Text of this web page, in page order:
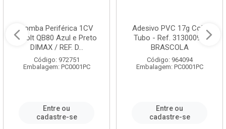
Bomba Periférica 1CV
Bivolt QB80 Azul e Preto
DIMAX / REF. D...
Código: 972751
Embalagem: PC0001PC
Entre ou
cadastre-se
Adesivo PVC 17g Cola
Tubo - Ref. 3130009 -
BRASCOLA
Código: 964094
Embalagem: PC0001PC
Entre ou
cadastre-se